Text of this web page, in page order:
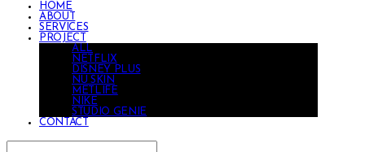
HOME
ABOUT
SERVICES
PROJECT
ALL
NETFLIX
DISNEY PLUS
NU SKIN
METLIFE
NIKE
STUDIO GENIE
CONTACT